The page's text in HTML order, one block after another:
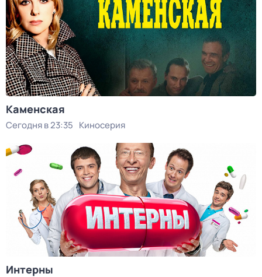
Каменская
Сегодня в 23:35 Киносерия
Интерны